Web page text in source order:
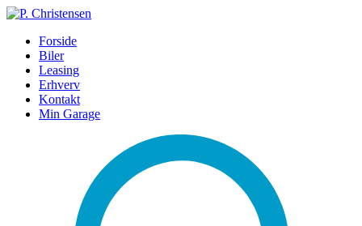
Forside
Biler
Leasing
Erhverv
Kontakt
Min Garage